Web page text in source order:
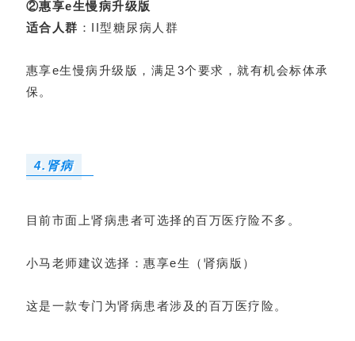
②惠享e生慢病升级版
适合人群 ：II型糖尿病人群
惠享e生慢病升级版，满足3个要求，就有机会标体承
保。
4.肾病
目前市面上肾病患者可选择的百万医疗险不多。
小马老师建议选择：惠享e生（肾病版）
这是一款专门为肾病患者涉及的百万医疗险。